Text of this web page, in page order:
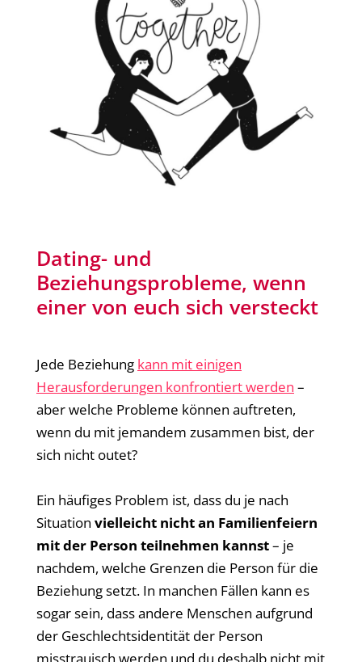
Dating- und
Beziehungsprobleme, wenn
einer von euch sich versteckt
Jede Beziehung kann mit einigen
Herausforderungen konfrontiert werden –
aber welche Probleme können auftreten,
wenn du mit jemandem zusammen bist, der
sich nicht outet?
Ein häufiges Problem ist, dass du je nach
Situation vielleicht nicht an Familienfeiern
mit der Person teilnehmen kannst– je
nachdem, welche Grenzen die Person für die
Beziehung setzt. In manchen Fällen kann es
sogar sein, dass andere Menschen aufgrund
der Geschlechtsidentität der Person